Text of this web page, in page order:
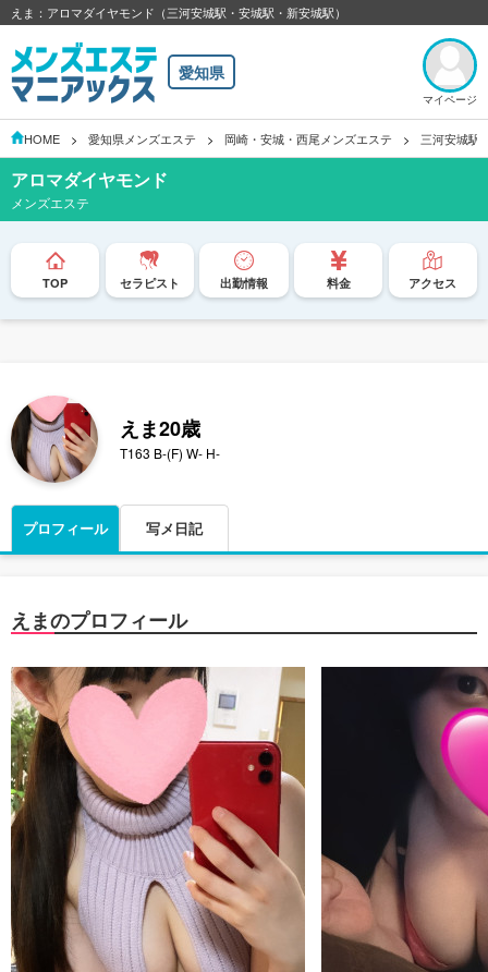
えま：アロマダイヤモンド（三河安城駅・安城駅・新安城駅）
愛知県
マイページ
HOME 愛知県メンズエステ 岡崎・安城・西尾メンズエステ 三河安城駅
アロマダイヤモンド
メンズエステ
TOP セラピスト 出勤情報 料金 アクセス
えま20歳
T163 B-(F) W- H-
プロフィール 写メ日記
えまのプロフィール